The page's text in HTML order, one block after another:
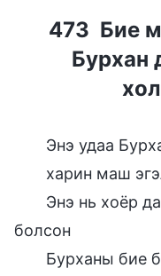
473 Бие
Бурхан
Энэ удаа
харин маш
Энэ нь хоёр
болсон
Бурханы бие